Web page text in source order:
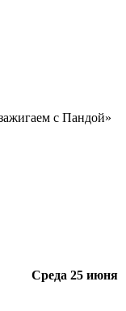
с Пандой»
Среда 25 июня